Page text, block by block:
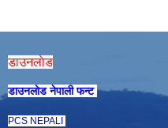
डाउनलाेड
डाउनलाेड नेपाली फन्ट
PCS NEPALI